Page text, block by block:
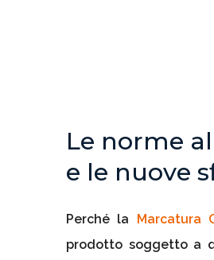
Le norme
e le nuove
Perché la Marcatura
prodotto soggetto a